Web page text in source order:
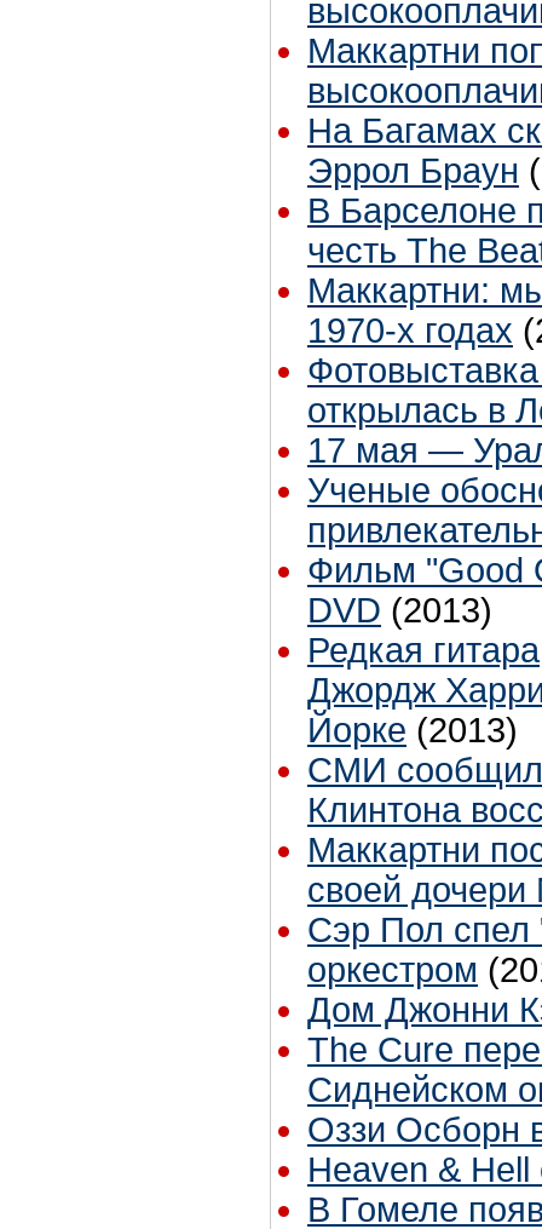
Маккартни
На Багамах
Эррол Браун
В Барселоне
честь The
Маккартни:
1970-х годах
открылась в
17 мая —
Ученые
Фильм "Good
DVD (2013)
Редкая
Джордж
Йорке (2013)
СМИ
Клинтона
Маккартни
своей
Сэр Пол спел
оркестром
Дом Джонни
The Cure
Cиднейском
Оззи Осборн
Heaven & Hell
В Гомеле